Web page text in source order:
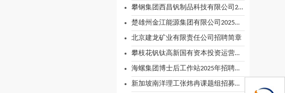
攀钢集团西昌钒制品科技有限公司2025年成熟人才招聘实施方案
楚雄州金江能源集团有限公司2025年度第一批公开招聘面试公告
北京建龙矿业有限责任公司招聘简章
攀枝花钒钛高新国有资本投资运营有限公司招聘公告
海螺集团博士后工作站2025年招聘（液流电池电极和膜材料方向）
新加坡南洋理工张炜冉课题组招募液流电池方向人才